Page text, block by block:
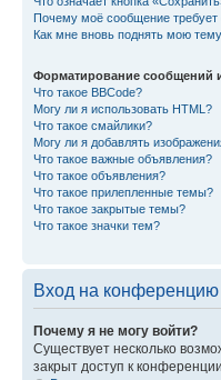
Почему моё сообщение требует
Как мне вновь поднять мою
Форматирование сообщений
Что такое BBCode?
Могу ли я использовать HTML?
Что такое смайлики?
Могу ли я добавлять
Что такое важные объявления?
Что такое объявления?
Что такое прилепленные темы?
Что такое закрытые темы?
Что такое значки тем?
Вход на конференцию
Почему я не могу войти?
Существует несколько
закрыт доступ к